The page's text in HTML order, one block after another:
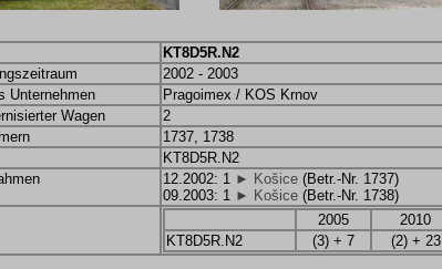
KT8D5R.N2
2002 - 2003
Unternehmen
Pragoimex / KOS Krnov
Wagen
2
1737, 1738
KT8D5R.N2
12.2002: 1 ► Košice (Betr.-Nr. 1737)
09.2003: 1 ► Košice (Betr.-Nr. 1738)
2005 2010
KT8D5R.N2
(3) + 7 (2) + 23